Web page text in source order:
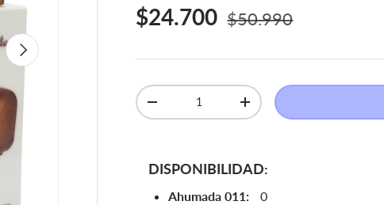
Siguiente
Precio de venta
$24.700 Precio normal
$50.990
Cant.
Disminuir cantidadAumentar la cantidad
DISPONIBILIDAD:
Ahumada 011:
0